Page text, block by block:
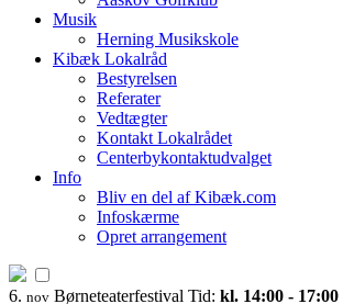
Musik
Herning Musikskole
Kibæk Lokalråd
Bestyrelsen
Referater
Vedtægter
Kontakt Lokalrådet
Centerbykontaktudvalget
Info
Bliv en del af Kibæk.com
Infoskærme
Opret arrangement
6. nov Børneteaterfestival Tid: kl. 14:00 - 17:00